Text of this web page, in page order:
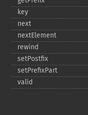
key
next
nextElement
rewind
setPostfix
setPrefixPart
valid